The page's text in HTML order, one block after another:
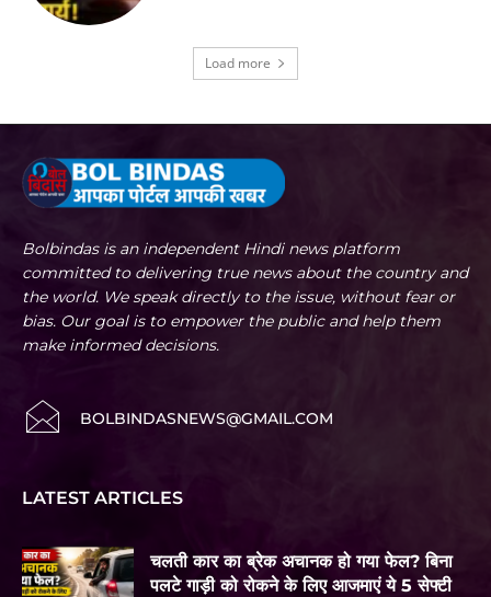
Load more
Bolbindas is an independent Hindi news platform
committed to delivering true news about the country and
the world. We speak directly to the issue, without fear or
bias. Our goal is to empower the public and help them
make informed decisions.
BOLBINDASNEWS@GMAIL.COM
LATEST ARTICLES
चलती कार का ब्रेक अचानक हो गया फेल? बिना
पलटे गाड़ी को रोकने के लिए आजमाएं ये 5 सेफ्टी